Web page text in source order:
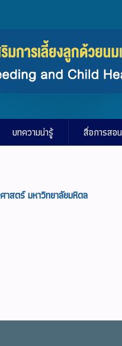
บทความน่ารู้ สื่อการสอน
สตร์ มหาวิทยาลัยมหิดล